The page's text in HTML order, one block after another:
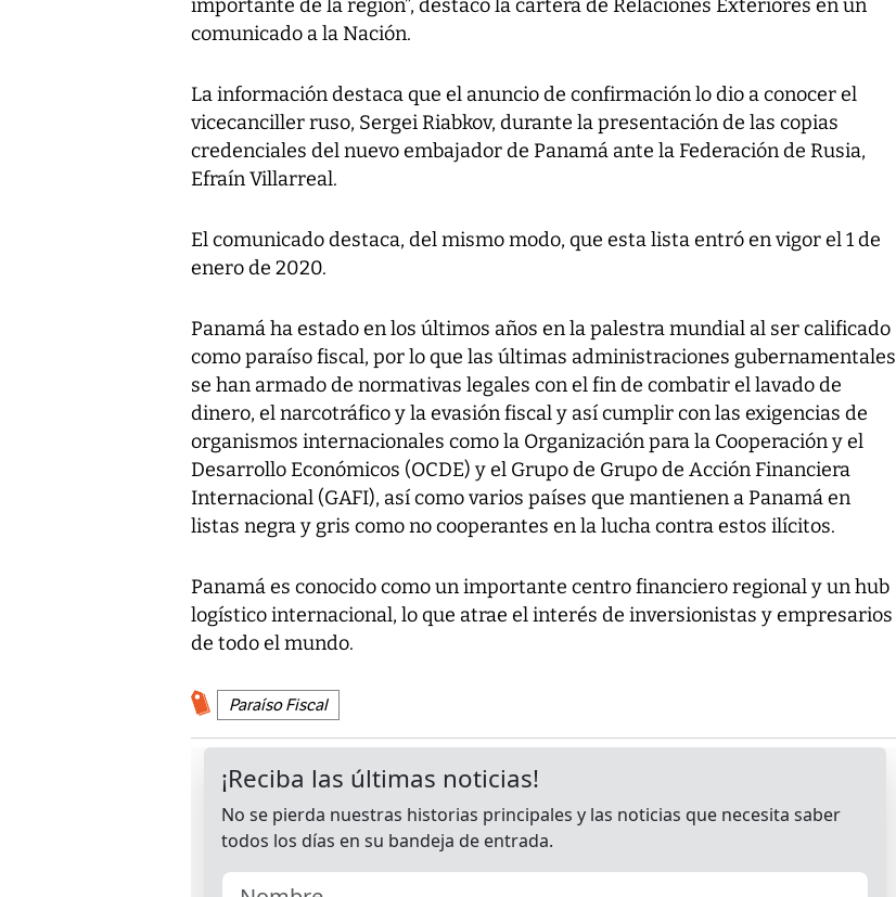
importante de la región”, destacó la cartera de Relaciones Exteriores en un
comunicado a la Nación.
La información destaca que el anuncio de confirmación lo dio a conocer el
vicecanciller ruso, Sergei Riabkov, durante la presentación de las copias
credenciales del nuevo embajador de Panamá ante la Federación de Rusia,
Efraín Villarreal.
El comunicado destaca, del mismo modo, que esta lista entró en vigor el 1 de
enero de 2020.
Panamá ha estado en los últimos años en la palestra mundial al ser calificado
como paraíso fiscal, por lo que las últimas administraciones gubernamentales
se han armado de normativas legales con el fin de combatir el lavado de
dinero, el narcotráfico y la evasión fiscal y así cumplir con las exigencias de
organismos internacionales como la Organización para la Cooperación y el
Desarrollo Económicos (OCDE) y el Grupo de Grupo de Acción Financiera
Internacional (GAFI), así como varios países que mantienen a Panamá en
listas negra y gris como no cooperantes en la lucha contra estos ilícitos.
Panamá es conocido como un importante centro financiero regional y un hub
logístico internacional, lo que atrae el interés de inversionistas y empresarios
de todo el mundo.
Paraíso Fiscal